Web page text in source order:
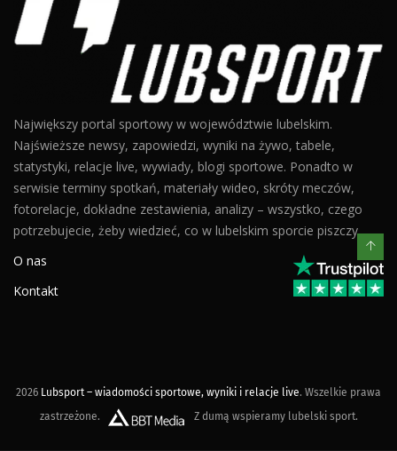
Największy portal sportowy w województwie lubelskim.
Najświeższe newsy, zapowiedzi, wyniki na żywo, tabele,
statystyki, relacje live, wywiady, blogi sportowe. Ponadto w
serwisie terminy spotkań, materiały wideo, skróty meczów,
fotorelacje, dokładne zestawienia, analizy – wszystko, czego
potrzebujecie, żeby wiedzieć, co w lubelskim sporcie piszczy.
O nas
Kontakt
2026 Lubsport – wiadomości sportowe, wyniki i relacje live. Wszelkie prawa
zastrzeżone.
Z dumą wspieramy lubelski sport.